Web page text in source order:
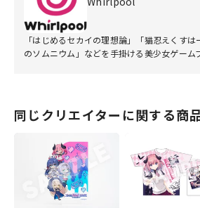
「はじめるセカイの理想論」「猫忍えくす
のソムニウム」などを手掛ける美少女ゲーム
同じクリエイターに関する商